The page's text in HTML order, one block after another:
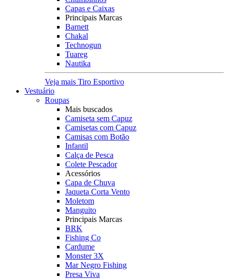
Capas e Caixas
Principais Marcas
Barnett
Chakal
Technogun
Tuareg
Nautika
Veja mais Tiro Esportivo
Vestuário
Roupas
Mais buscados
Camiseta sem Capuz
Camisetas com Capuz
Camisas com Botão
Infantil
Calça de Pesca
Colete Pescador
Acessórios
Capa de Chuva
Jaqueta Corta Vento
Moletom
Manguito
Principais Marcas
BRK
Fishing Co
Cardume
Monster 3X
Mar Negro Fishing
Presa Viva